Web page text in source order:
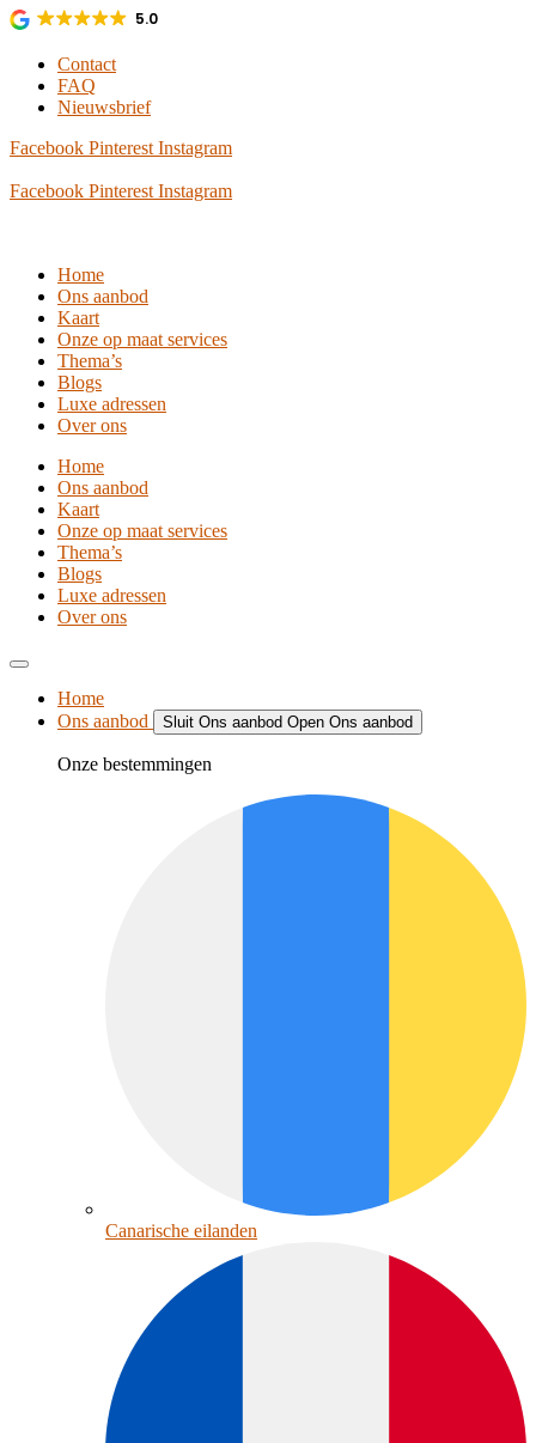
Ga
inhoud
5.0
Contact
FAQ
Nieuwsbrief
Facebook Pinterest Instagram
Facebook Pinterest Instagram
Home
Ons aanbod
Kaart
Onze op maat services
Thema’s
Blogs
Luxe adressen
Over ons
Home
Ons aanbod
Kaart
Onze op maat services
Thema’s
Blogs
Luxe adressen
Over ons
Home
Ons aanbod
Sluit Ons aanbod Open Ons aanbod
Onze bestemmingen
Canarische eilanden